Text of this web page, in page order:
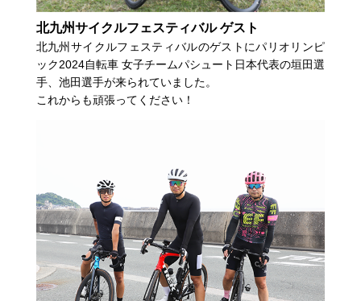
北九州サイクルフェスティバル ゲスト
北九州サイクルフェスティバルのゲストにパリオリンピ
ック2024自転車 女子チームパシュート日本代表の垣田選
手、池田選手が来られていました。
これからも頑張ってください！